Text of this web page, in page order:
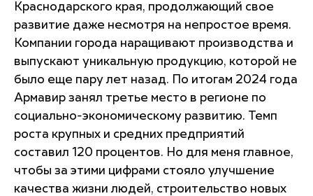
Краснодарского края, продолжающий свое
развитие даже несмотря на непростое время.
Компании города наращивают производства и
выпускают уникальную продукцию, которой не
было еще пару лет назад. По итогам 2024 года
Армавир занял третье место в регионе по
социально-экономическому развитию. Темп
роста крупных и средних предприятий
составил 120 процентов. Но для меня главное,
чтобы за этими цифрами стояло улучшение
качества жизни людей, строительство новых